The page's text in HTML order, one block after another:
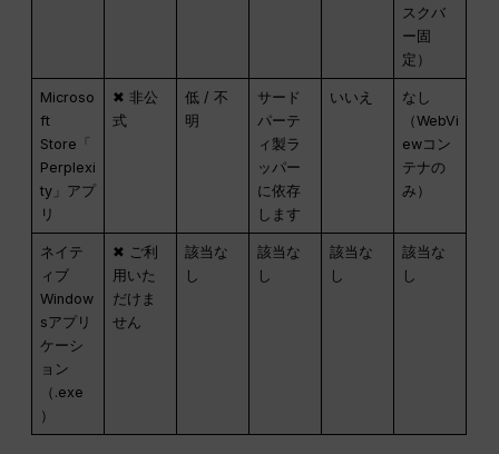
スクバ
ー固
定）
Microso
ft
Store「
Perplexi
ty」アプ
リ
✖ 非公
式
低 / 不
明
サード
パーテ
ィ製ラ
ッパー
に依存
します
いいえ
なし
（WebVi
ewコン
テナの
み）
ネイテ
ィブ
Window
sアプリ
ケーシ
ョン
（.exe
）
✖ ご利
用いた
だけま
せん
該当な
し
該当な
し
該当な
し
該当な
し